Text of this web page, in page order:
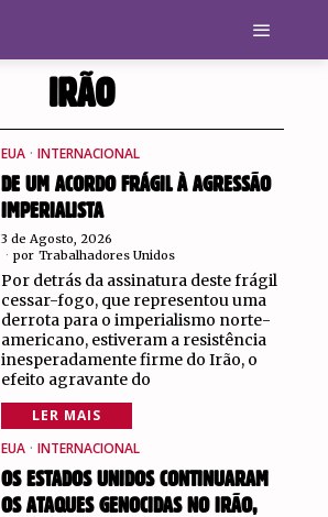
IRÃO
EUA · INTERNACIONAL
DE UM ACORDO FRÁGIL À AGRESSÃO
IMPERIALISTA
3 de Agosto, 2026
por Trabalhadores Unidos
Por detrás da assinatura deste frágil
cessar-fogo, que representou uma
derrota para o imperialismo norte-
americano, estiveram a resistência
inesperadamente firme do Irão, o
efeito agravante do
LER MAIS
EUA · INTERNACIONAL
OS ESTADOS UNIDOS CONTINUARAM
OS ATAQUES GENOCIDAS NO IRÃO,